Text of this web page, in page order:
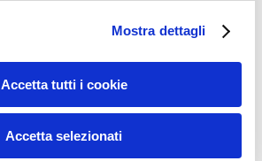
Mostra dettagli
Accetta tutti i cookie
Accetta selezionati